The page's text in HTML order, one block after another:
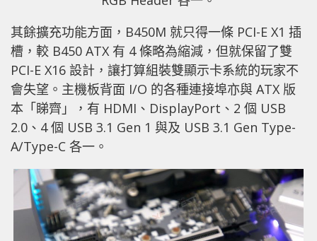
其餘擴充功能方面，B450M 就只得一條 PCI-E X1 插
槽，較 B450 ATX 有 4 條略為縮減，但就保留了雙
PCI-E X16 設計，讓打算組裝雙顯示卡系統的玩家不
會失望。主機板背面 I/O 的各種連接埠亦與 ATX 版
本「睇齊」，有 HDMI、DisplayPort、2 個 USB
2.0、4 個 USB 3.1 Gen 1 與及 USB 3.1 Gen Type-
A/Type-C 各一。